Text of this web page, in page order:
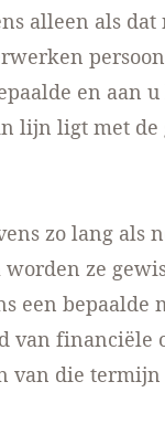
alleen als
en aan
lijn ligt met de
zo lang als
ze
een
van financiële
van die termijn